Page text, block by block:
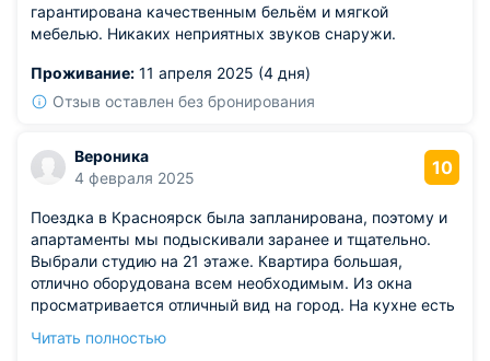
гарантирована качественным бельём и мягкой
мебелью. Никаких неприятных звуков снаружи.
Проживание: 11 апреля 2025 (4 дня)
Отзыв оставлен без бронирования
Вероника
4 февраля 2025
10
Поездка в Красноярск была запланирована, поэтому и
апартаменты мы подыскивали заранее и тщательно.
Выбрали студию на 21 этаже. Квартира большая,
отлично оборудована всем необходимым. Из окна
просматривается отличный вид на город. На кухне есть
хранения еды. Средняя цена тоже порадовала. Жили с
Читать полностью